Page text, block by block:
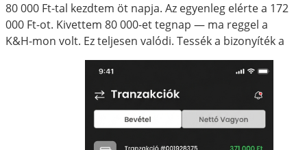
80 000 Ft-tal kezdtem öt napja. Az egyenleg elérte a 172
000 Ft-ot. Kivettem 80 000-et tegnap — ma reggel a
K&H-mon volt. Ez teljesen valódi. Tessék a bizonyíték a